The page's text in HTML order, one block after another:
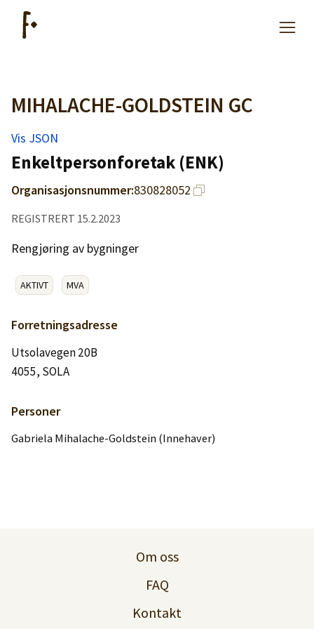
Artikler
Hjelp
Kjøpe lister
Priser
Logg inn
Lag konto
MIHALACHE-GOLDSTEIN GC
Vis JSON
Enkeltpersonforetak (ENK)
Organisasjonsnummer:830828052
REGISTRERT 15.2.2023
Rengjøring av bygninger
AKTIVT MVA
Forretningsadresse
Utsolavegen 20B
4055, SOLA
Personer
Gabriela Mihalache-Goldstein (Innehaver)
Om oss
FAQ
Kontakt